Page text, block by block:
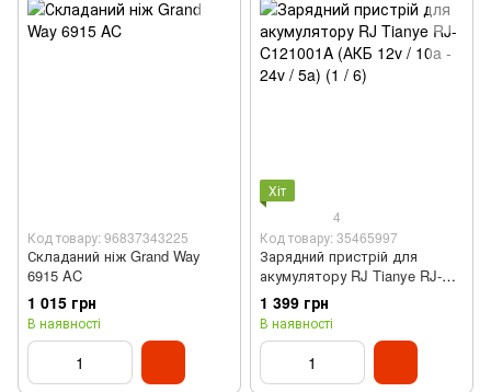
Код товару: 96837343225
Складаний ніж Grand Way
6915 AC
1 015 грн
В наявності
Хіт
4
Код товару: 35465997
Зарядний пристрій для
акумулятору RJ Tianye RJ-
C121001A (АКБ 12v / 10a - 24v
/ 5a)
1 399 грн
В наявності